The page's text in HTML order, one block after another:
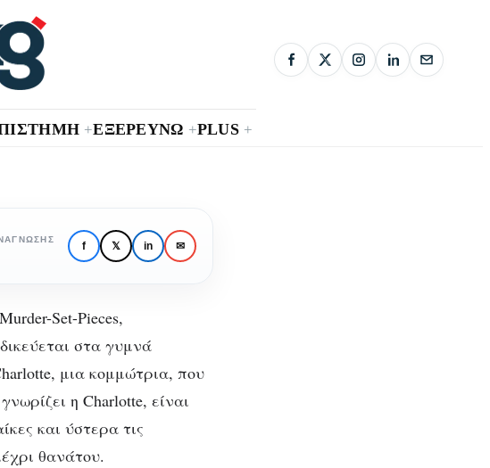
+ΕΞΕΡΕΥΝΩ +PLUS +
f 𝕏 in ✉
Set-Pieces,
στα γυμνά
μια κομμώτρια, που
η Charlotte, είναι
και ύστερα τις
θανάτου.